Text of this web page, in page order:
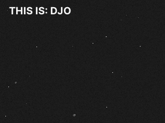
THIS IS: DJO